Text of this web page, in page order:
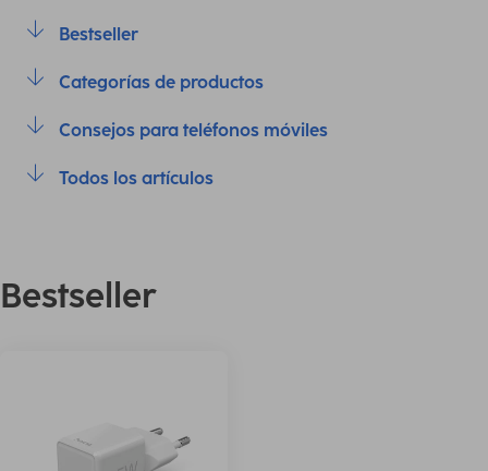
Bestseller
Categorías de productos
Consejos para teléfonos móviles
Todos los artículos
Bestseller